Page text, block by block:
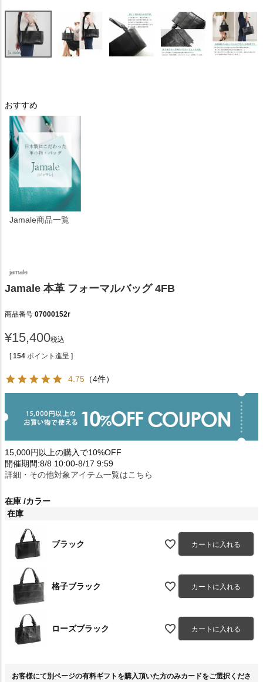
おすすめ
Jamale商品一覧
jamale
Jamale 本革 フォーマルバッグ 4FB
商品番号 07000152r
¥15,400税込
[ 154 ポイント進呈 ]
4.75 （4件）
15,000円以上の購入で10%OFF
開催期間:8/8 10:00-8/17 9:59
詳細・その他対象アイテム一覧はこちら
在庫 カラー
在庫
ブラック カートに入れる
格子ブラック カートに入れる
ローズブラック カートに入れる
お客様にて別ページの有料ギフトを購入頂いた方のみカードをご選択くださ